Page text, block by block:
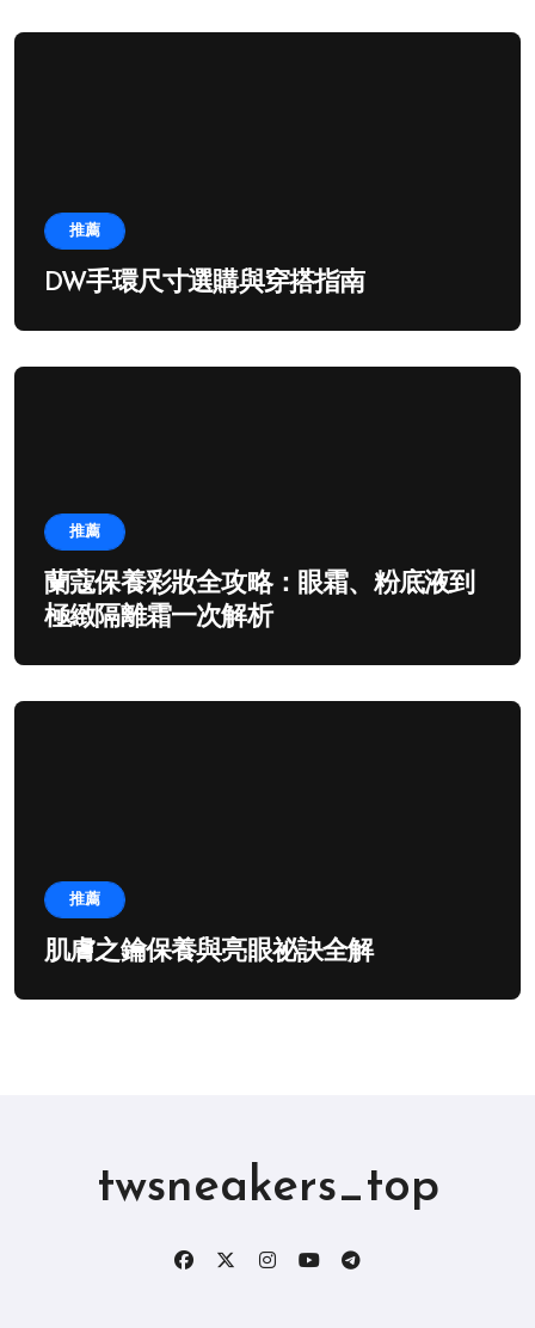
推薦
DW手環尺寸選購與穿搭指南
推薦
蘭蔻保養彩妝全攻略：眼霜、粉底液到
極緻隔離霜一次解析
推薦
肌膚之鑰保養與亮眼祕訣全解
twsneakers_top